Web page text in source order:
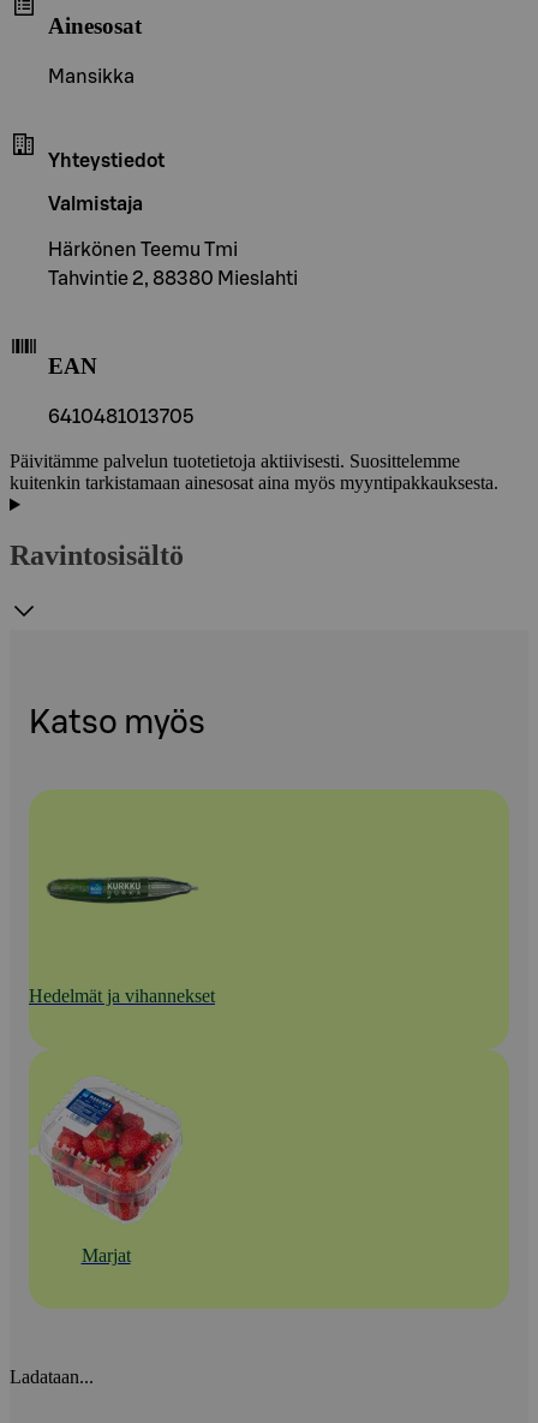
Ainesosat
Mansikka
Yhteystiedot
Valmistaja
Härkönen Teemu Tmi
Tahvintie 2, 88380 Mieslahti
EAN
6410481013705
Päivitämme palvelun tuotetietoja aktiivisesti. Suosittelemme
kuitenkin tarkistamaan ainesosat aina myös myyntipakkauksesta.
Ravintosisältö
Katso myös
Hedelmät ja vihannekset
Marjat
Ladataan...